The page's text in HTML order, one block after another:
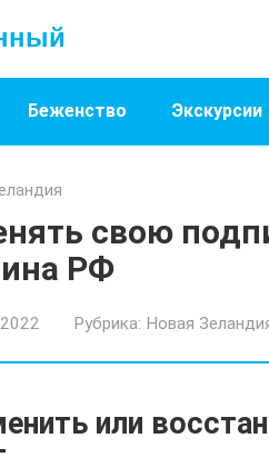
Беженство Экскурсии
свою
РФ
Рубрика: Новая
или